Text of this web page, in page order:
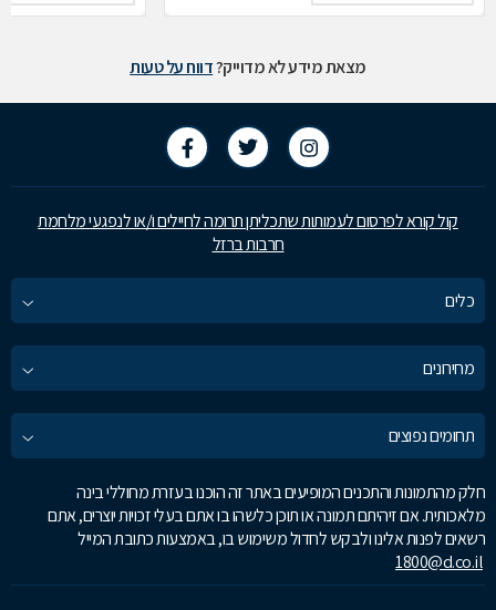
מצאת מידע לא מדוייק?דווח על טעות
קול קורא לפרסום לעמותות שתכליתן תרומה לחיילים ו/או לנפגעי מלחמת
חרבות ברזל
כלים
מחירונים
תחומים נפוצים
חלק מהתמונות והתכנים המופיעים באתר זה הוכנו בעזרת מחוללי בינה
מלאכותית. אם זיהיתם תמונה או תוכן כלשהו בו אתם בעלי זכויות יוצרים, אתם
רשאים לפנות אלינו ולבקש לחדול משימוש בו, באמצעות כתובת המייל
1800@d.co.il